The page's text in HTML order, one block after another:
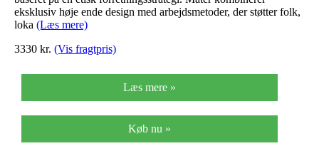
eksklusiv høje ende design med arbejdsmetoder, der støtter folk,
loka (Læs mere)
3330 kr. (Vis fragtpris)
Læs mere »
Køb nu »